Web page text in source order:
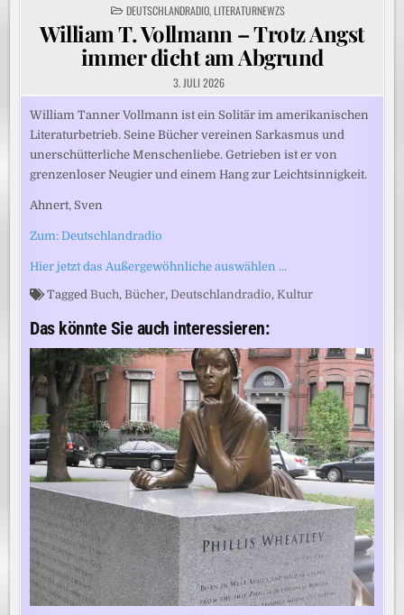
POSTED
IN
DEUTSCHLANDRADIO,LITERATURNEWZS
William T. Vollmann – Trotz Angst
immer dicht am Abgrund
3. JULI 2026
William Tanner Vollmann ist ein Solitär im amerikanischen
Literaturbetrieb. Seine Bücher vereinen Sarkasmus und
unerschütterliche Menschenliebe. Getrieben ist er von
grenzenloser Neugier und einem Hang zur Leichtsinnigkeit.
Ahnert, Sven
Zum: Deutschlandradio
Hier jetzt das Außergewöhnliche auswählen …
Tagged Buch, Bücher, Deutschlandradio,Kultur
Das könnte Sie auch interessieren: